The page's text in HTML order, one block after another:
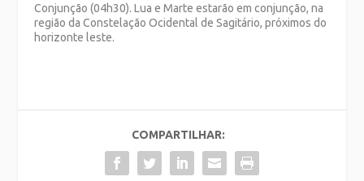
Conjunção (04h30). Lua e Marte estarão em conjunção, na
região da Constelação Ocidental de Sagitário, próximos do
horizonte leste.
COMPARTILHAR: